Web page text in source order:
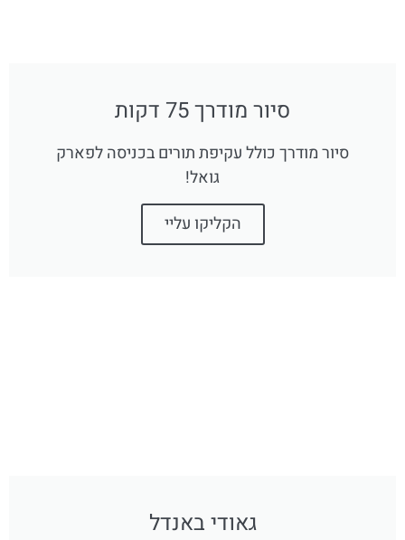
סיור מודרך 75 דקות
סיור מודרך כולל עקיפת תורים בכניסה לפארק
גואל!
הקליקו עליי
גאודי באנדל